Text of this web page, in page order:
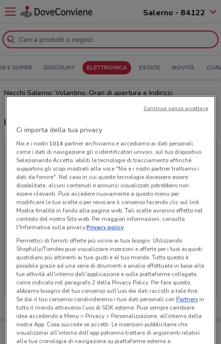
Salerno - 84122
E SUPER DISCOUNT ELETTRONICA ESTATE NOVITÀ
Necchi Salerno: Volantino, Orari di apertura e Indirizzi
Ultime offerte del volantino Necchi
Ci dispiace, al momento non abbiamo pubblicato
volantini nella tua zona. Riprova più tardi.
Porta DoveConviene sempre con te!
Puoi trovare le migliori offerte dei negozi vicino a te,
Ci importa della tua privacy
Noi e i nostri 1014partner archiviamo e accediamo ai dati personali,
come i dati di navigazione gli o identificatori univoci, sul tuo dispositivo.
Selezionando Accetto, abiliti le tecnologie di tracciamento affinché
supportino gli scopi mostrati alla voce "Noi e i nostri partner trattiamo i
dati da fornire". Nel caso in cui queste tecnologie dovessero essere
disabilitate, alcuni contenuti e annunci visualizzati potrebbero non
essere rilevanti. Puoi accedere nuovamente a questo menu per
modificare le tue scelte o per revocare il consenso facendo clic sul link
Mostra finalità in fondo alla pagina web. Tali scelte avranno effetto nel
contesto del nostro Sito web. Per maggiori informazioni, consulta
l'Informativa sulla privacy.Privacy policy
Permettici di fornirti offerte più vicine ai tuoi bisogni: Utilizzando
Shopfully/Tiendeo puoi visualizzare inserzioni e offerte per i tuoi acquisti
quotidiani più attinenti ai tuoi gusti e al tuo mondo. Tutto questo è
possibile grazie ad una serie di strumenti e analisi effettuate in base alle
tue attività all'interno dell'applicazione e sulle piattaforme collegate,
come indicato nel paragrafo 2 della Privacy Policy. Per fare questo,
abbiamo bisogno del tuo consenso sull'uso dei dati raccolti a tale fine.
Se dai il tuo consenso condivideremo i tuoi dati personali conPartnersin
tutto il mondo attraverso l’uso di SDK esterne. Puoi sempre cambiare
idea accedendo a Menu > Privacy > Personalizzazione, all’interno della
nostra App. Cosa succede se accetti: Le inserzioni pubblicitarie che
visualizzerai all'interno dell’app potranno trattare di argomenti relativi
alla tua cronologia di navigazione su piattaforme esterne a
Continua senza accettare